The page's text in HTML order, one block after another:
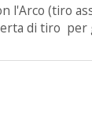
l'Arco (tiro
di tiro per